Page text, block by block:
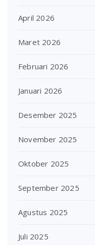
April 2026
Maret 2026
Februari 2026
Januari 2026
Desember 2025
November 2025
Oktober 2025
September 2025
Agustus 2025
Juli 2025